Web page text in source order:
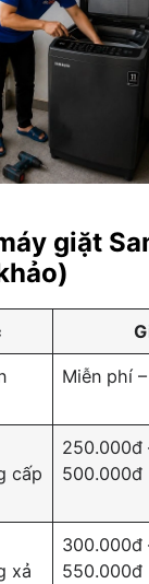
giặt
Miễn phí
cấp
250.000đ
500.000đ
xả
300.000đ
550.000đ